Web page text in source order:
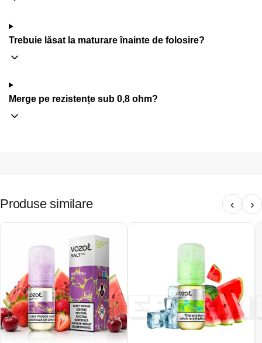
Trebuie lăsat la maturare înainte de folosire?
Merge pe rezistențe sub 0,8 ohm?
Produse similare ‹ ›